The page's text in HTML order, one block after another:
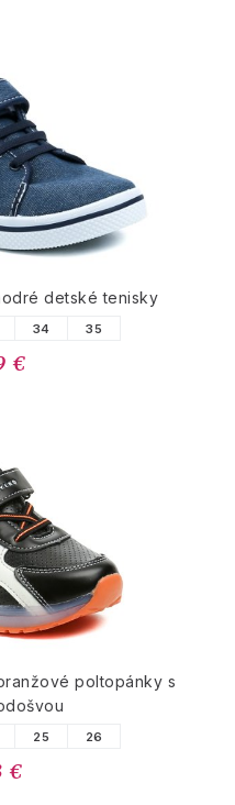
detské tenisky
34 35
€
poltopánky s
25 26
€